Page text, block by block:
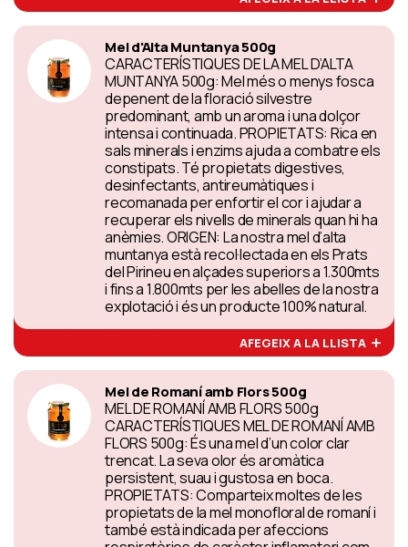
Mel d'Alta Muntanya 500g
CARACTERÍSTIQUES DE LA MEL D’ALTA
MUNTANYA 500g: Mel més o menys fosca
depenent de la floració silvestre
predominant, amb un aroma i una dolçor
intensa i continuada. PROPIETATS: Rica en
sals minerals i enzims ajuda a combatre els
constipats. Té propietats digestives,
desinfectants, antireumàtiques i
recomanada per enfortir el cor i ajudar a
recuperar els nivells de minerals quan hi ha
anèmies. ORIGEN: La nostra mel d’alta
muntanya està recol·lectada en els Prats
del Pirineu en alçades superiors a 1.300mts
i fins a 1.800mts per les abelles de la nostra
explotació i és un producte 100% natural.
AFEGEIX A LA LLISTA
Mel de Romaní amb Flors 500g
MEL DE ROMANÍ AMB FLORS 500g
CARACTERÍSTIQUES MEL DE ROMANÍ AMB
FLORS 500g: És una mel d’un color clar
trencat. La seva olor és aromàtica
persistent, suau i gustosa en boca.
PROPIETATS: Comparteix moltes de les
propietats de la mel monofloral de romaní i
també està indicada per afeccions